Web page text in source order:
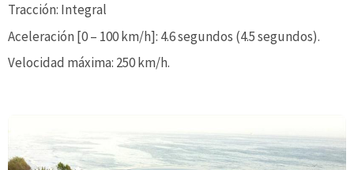
Tracción: Integral
Aceleración [0 – 100 km/h]: 4.6 segundos (4.5 segundos).
Velocidad máxima: 250 km/h.